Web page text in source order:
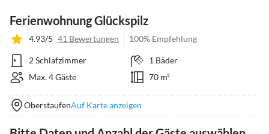
Ferienwohnung Glückspilz
4.93/5 41 Bewertungen 100% Empfehlung
2 Schlafzimmer
1 Bäder
Max. 4 Gäste
70 m²
OberstaufenAuf Karte anzeigen